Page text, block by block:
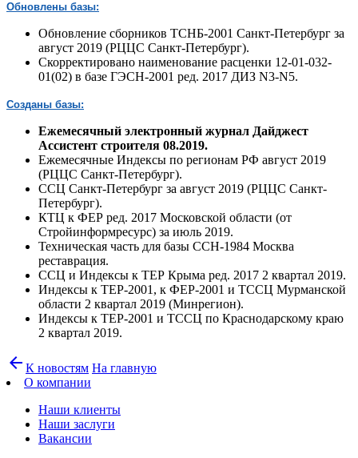
Обновлены базы:
Обновление сборников ТСНБ-2001 Санкт-Петербург за
август 2019 (РЦЦС Санкт-Петербург).
Скорректировано наименование расценки 12-01-032-
01(02) в базе ГЭСН-2001 ред. 2017 ДИЗ N3-N5.
Созданы базы:
Ежемесячный электронный журнал Дайджест
Ассистент строителя 08.2019.
Ежемесячные Индексы по регионам РФ август 2019
(РЦЦС Санкт-Петербург).
ССЦ Санкт-Петербург за август 2019 (РЦЦС Санкт-
Петербург).
КТЦ к ФЕР ред. 2017 Московской области (от
Стройинформресурс) за июль 2019.
Техническая часть для базы ССН-1984 Москва
реставрация.
ССЦ и Индексы к ТЕР Крыма ред. 2017 2 квартал 2019.
Индексы к ТЕР-2001, к ФЕР-2001 и ТССЦ Мурманской
области 2 квартал 2019 (Минрегион).
Индексы к ТЕР-2001 и ТССЦ по Краснодарскому краю
2 квартал 2019.
arrow_back К новостям На главную
О компании
Наши клиенты
Наши заслуги
Вакансии